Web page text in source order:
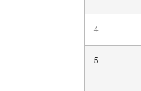
4.
5.